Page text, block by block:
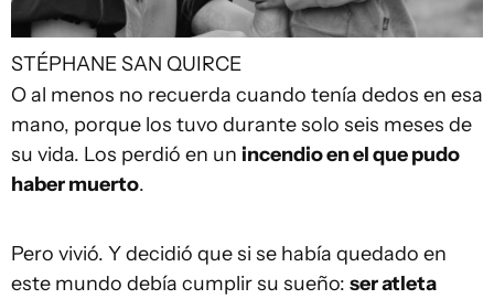
STÉPHANE SAN QUIRCE
O al menos no recuerda cuando tenía dedos en esa
mano, porque los tuvo durante solo seis meses de
su vida. Los perdió en un incendio en el que pudo
haber muerto.
Pero vivió. Y decidió que si se había quedado en
este mundo debía cumplir su sueño: ser atleta